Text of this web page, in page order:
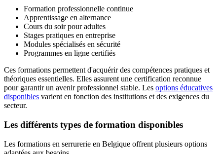
Formation professionnelle continue
Apprentissage en alternance
Cours du soir pour adultes
Stages pratiques en entreprise
Modules spécialisés en sécurité
Programmes en ligne certifiés
Ces formations permettent d'acquérir des compétences pratiques et
théoriques essentielles. Elles assurent une certification reconnue
pour garantir un avenir professionnel stable. Les options éducatives
disponibles varient en fonction des institutions et des exigences du
secteur.
Les différents types de formation disponibles
Les formations en serrurerie en Belgique offrent plusieurs options